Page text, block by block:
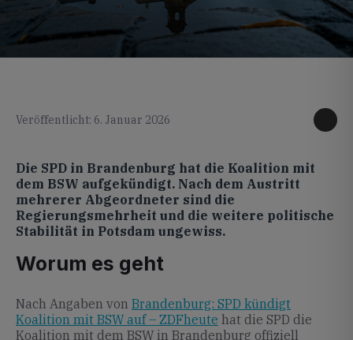
Veröffentlicht: 6. Januar 2026
Die SPD in Brandenburg hat die Koalition mit
dem BSW aufgekündigt. Nach dem Austritt
mehrerer Abgeordneter sind die
Regierungsmehrheit und die weitere politische
Stabilität in Potsdam ungewiss.
Worum es geht
Nach Angaben von Brandenburg: SPD kündigt
Koalition mit BSW auf – ZDFheute hat die SPD die
Koalition mit dem BSW in Brandenburg offiziell